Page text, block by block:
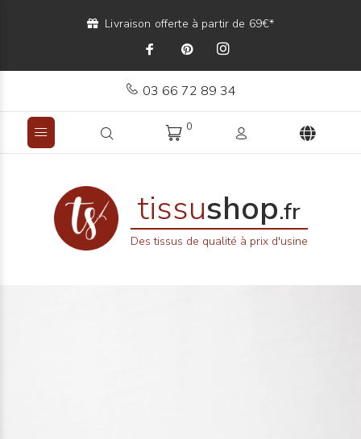
Livraison offerte à partir de 69€*
03 66 72 89 34
0
tissushop.fr
Des tissus de qualité à prix d'usine